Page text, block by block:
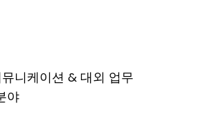
니케이션 & 대외 업무
야